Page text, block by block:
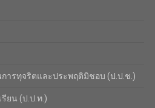
การทุจริตและประพฤติมิชอบ (ป.ป.ช.)
รียน (ป.ป.ท.)